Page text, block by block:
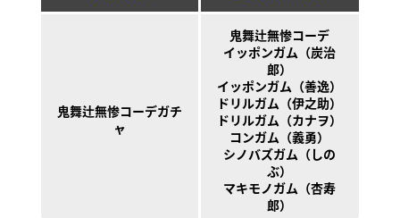
ニンジャラとは？
シーズン情報
鬼舞辻󠄀無惨コーデガチ
ャ
鬼舞辻󠄀無惨コーデ
イッポンガム（炭治
郎）
イッポンガム（善逸）
ドリルガム（伊之助）
ドリルガム（カナヲ）
コンガム（義勇）
シノバズガム（しの
ぶ）
マキモノガム（杏寿
郎）